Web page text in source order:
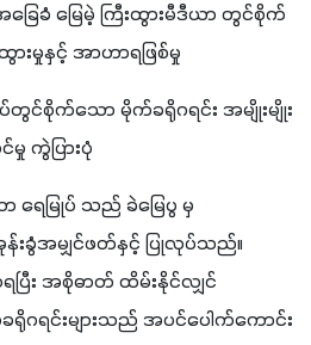
ြေခံ မြေမဲ့ ကြီးထွားမီဒီယာ တွင်စိုက်
ားမှုနှင့် အာဟာရဖြစ်မှု
ပ်တွင်စိုက်သော မိုက်ခရိုဂရင်း အမျိုးမျိုး
ကွဲပြားပုံ
ာ ရေမြုပ် သည် ခဲမြေပွ မှ
ခွံအမျှင်ဖတ်နှင့် ပြုလုပ်သည်။
ပြီး အစိုဓာတ် ထိမ်းနိုင်လျှင်
ဂရင်းများသည် အပင်ပေါက်ကောင်း